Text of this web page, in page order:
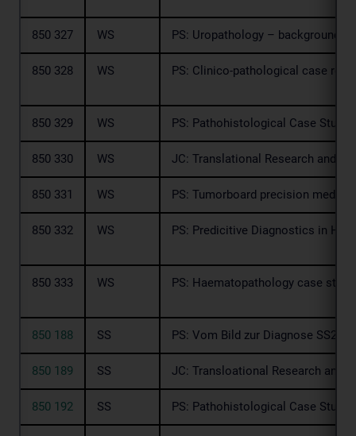
850 327 WS PS: Uropathology – background
850 328 WS PS: Clinico-pathological case
850 329 WS PS: Pathohistological Case Study
850 330 WS JC: Translational Research and
850 331 WS PS: Tumorboard precision
850 332 WS PS: Predicitive Diagnostics in
850 333 WS PS: Haematopathology case
850 188 SS PS: Vom Bild zur Diagnose SS26
850 189 SS JC: Transloational Research and
850 192 SS PS: Pathohistological Case Study